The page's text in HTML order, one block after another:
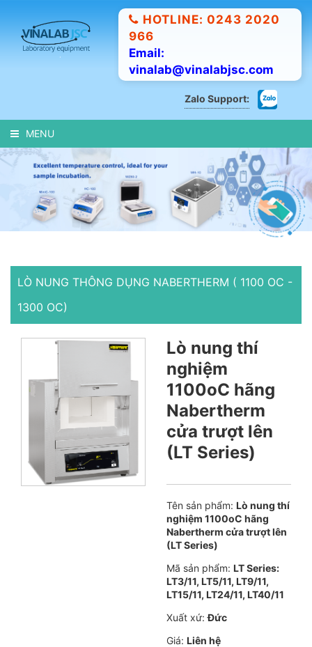
HOTLINE: 0243 2020
966
Email:
vinalab@vinalabjsc.com
Zalo Support:
MENU
LÒ NUNG THÔNG DỤNG NABERTHERM ( 1100 OC -
1300 OC)
Lò nung thí
nghiệm
1100oC hãng
Nabertherm
cửa trượt lên
(LT Series)
Tên sản phẩm: Lò nung thí
nghiệm 1100oC hãng
Nabertherm cửa trượt lên
(LT Series)
Mã sản phẩm: LT Series:
LT3/11, LT5/11, LT9/11,
LT15/11, LT24/11, LT40/11
Xuất xứ: Đức
Giá: Liên hệ